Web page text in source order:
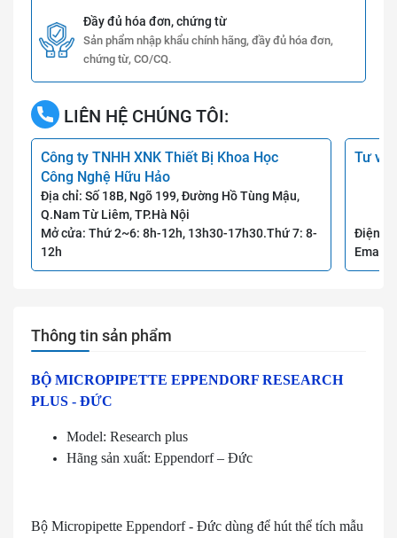
Đầy đủ hóa đơn, chứng từ
Sản phẩm nhập khẩu chính hãng, đầy đủ hóa đơn,
chứng từ, CO/CQ.
LIÊN HỆ CHÚNG TÔI:
Công ty TNHH XNK Thiết Bị Khoa Học
Công Nghệ Hữu Hảo
Địa chỉ: Số 18B, Ngõ 199, Đường Hồ Tùng Mậu,
Q.Nam Từ Liêm, TP.Hà Nội
Mở cửa: Thứ 2~6: 8h-12h, 13h30-17h30.Thứ 7: 8-
12h
Tư
Điện
Email:
Thông tin sản phẩm
BỘ MICROPIPETTE EPPENDORF RESEARCH
PLUS - ĐỨC
Model: Research plus
Hãng sản xuất: Eppendorf – Đức
Bộ Micropipette Eppendorf - Đức dùng để hút thể tích mẫu